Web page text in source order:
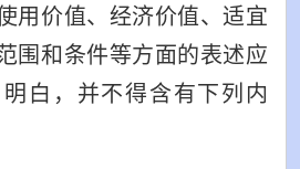
用价值、经济价值、适宜
围和条件等方面的表述应
白，并不得含有下列内